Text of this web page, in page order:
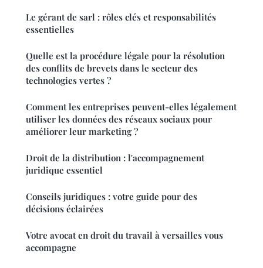
Le gérant de sarl : rôles clés et responsabilités
essentielles
Quelle est la procédure légale pour la résolution
des conflits de brevets dans le secteur des
technologies vertes ?
Comment les entreprises peuvent-elles légalement
utiliser les données des réseaux sociaux pour
améliorer leur marketing ?
Droit de la distribution : l'accompagnement
juridique essentiel
Conseils juridiques : votre guide pour des
décisions éclairées
Votre avocat en droit du travail à versailles vous
accompagne